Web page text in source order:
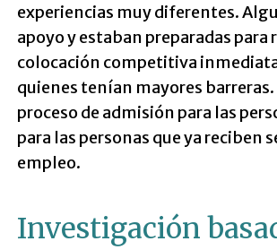
experiencias muy diferentes.
apoyo y estaban preparadas para
colocación competitiva
quienes tenían mayores
proceso de admisión para las
para las personas que ya reciben
empleo.
Investigación